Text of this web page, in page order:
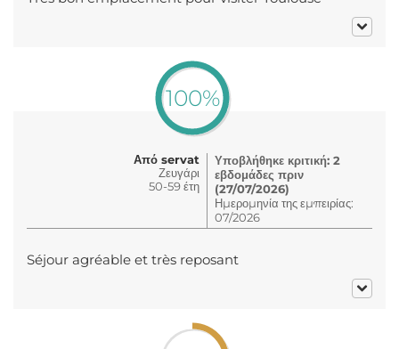
100%
Από servat
Ζευγάρι
50-59 έτη
Υποβλήθηκε κριτική: 2
εβδομάδες πριν
(27/07/2026)
Ημερομηνία της εμπειρίας:
07/2026
Séjour agréable et très reposant